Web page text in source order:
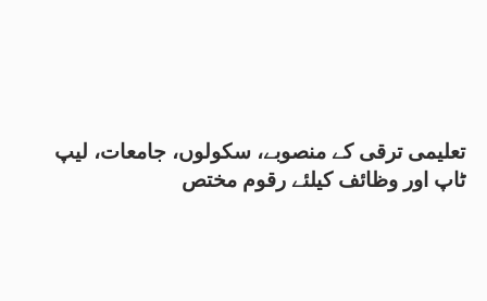
تعلیمی ترقی کے منصوبے، سکولوں، جامعات، لیپ
ٹاپ اور وظائف کیلئے رقوم مختص